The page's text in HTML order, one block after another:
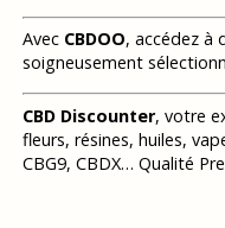
Avec CBDOO, accédez à
soigneusement
CBD Discounter, votre
fleurs, résines, huiles,
CBG9, CBDX… Qualité